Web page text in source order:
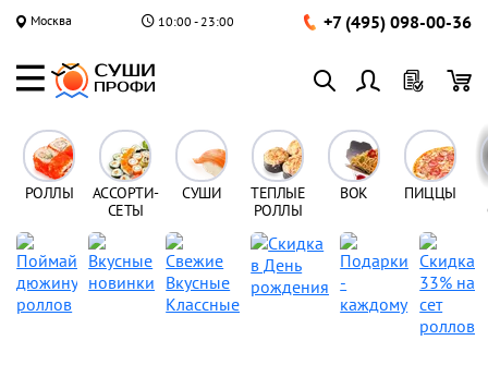
Москва 10:00 - 23:00 +7 (495) 098-00-36
РОЛЛЫ
АССОРТИ-
СЕТЫ
СУШИ
ТЕПЛЫЕ
РОЛЛЫ
ВОК ПИЦЦЫ